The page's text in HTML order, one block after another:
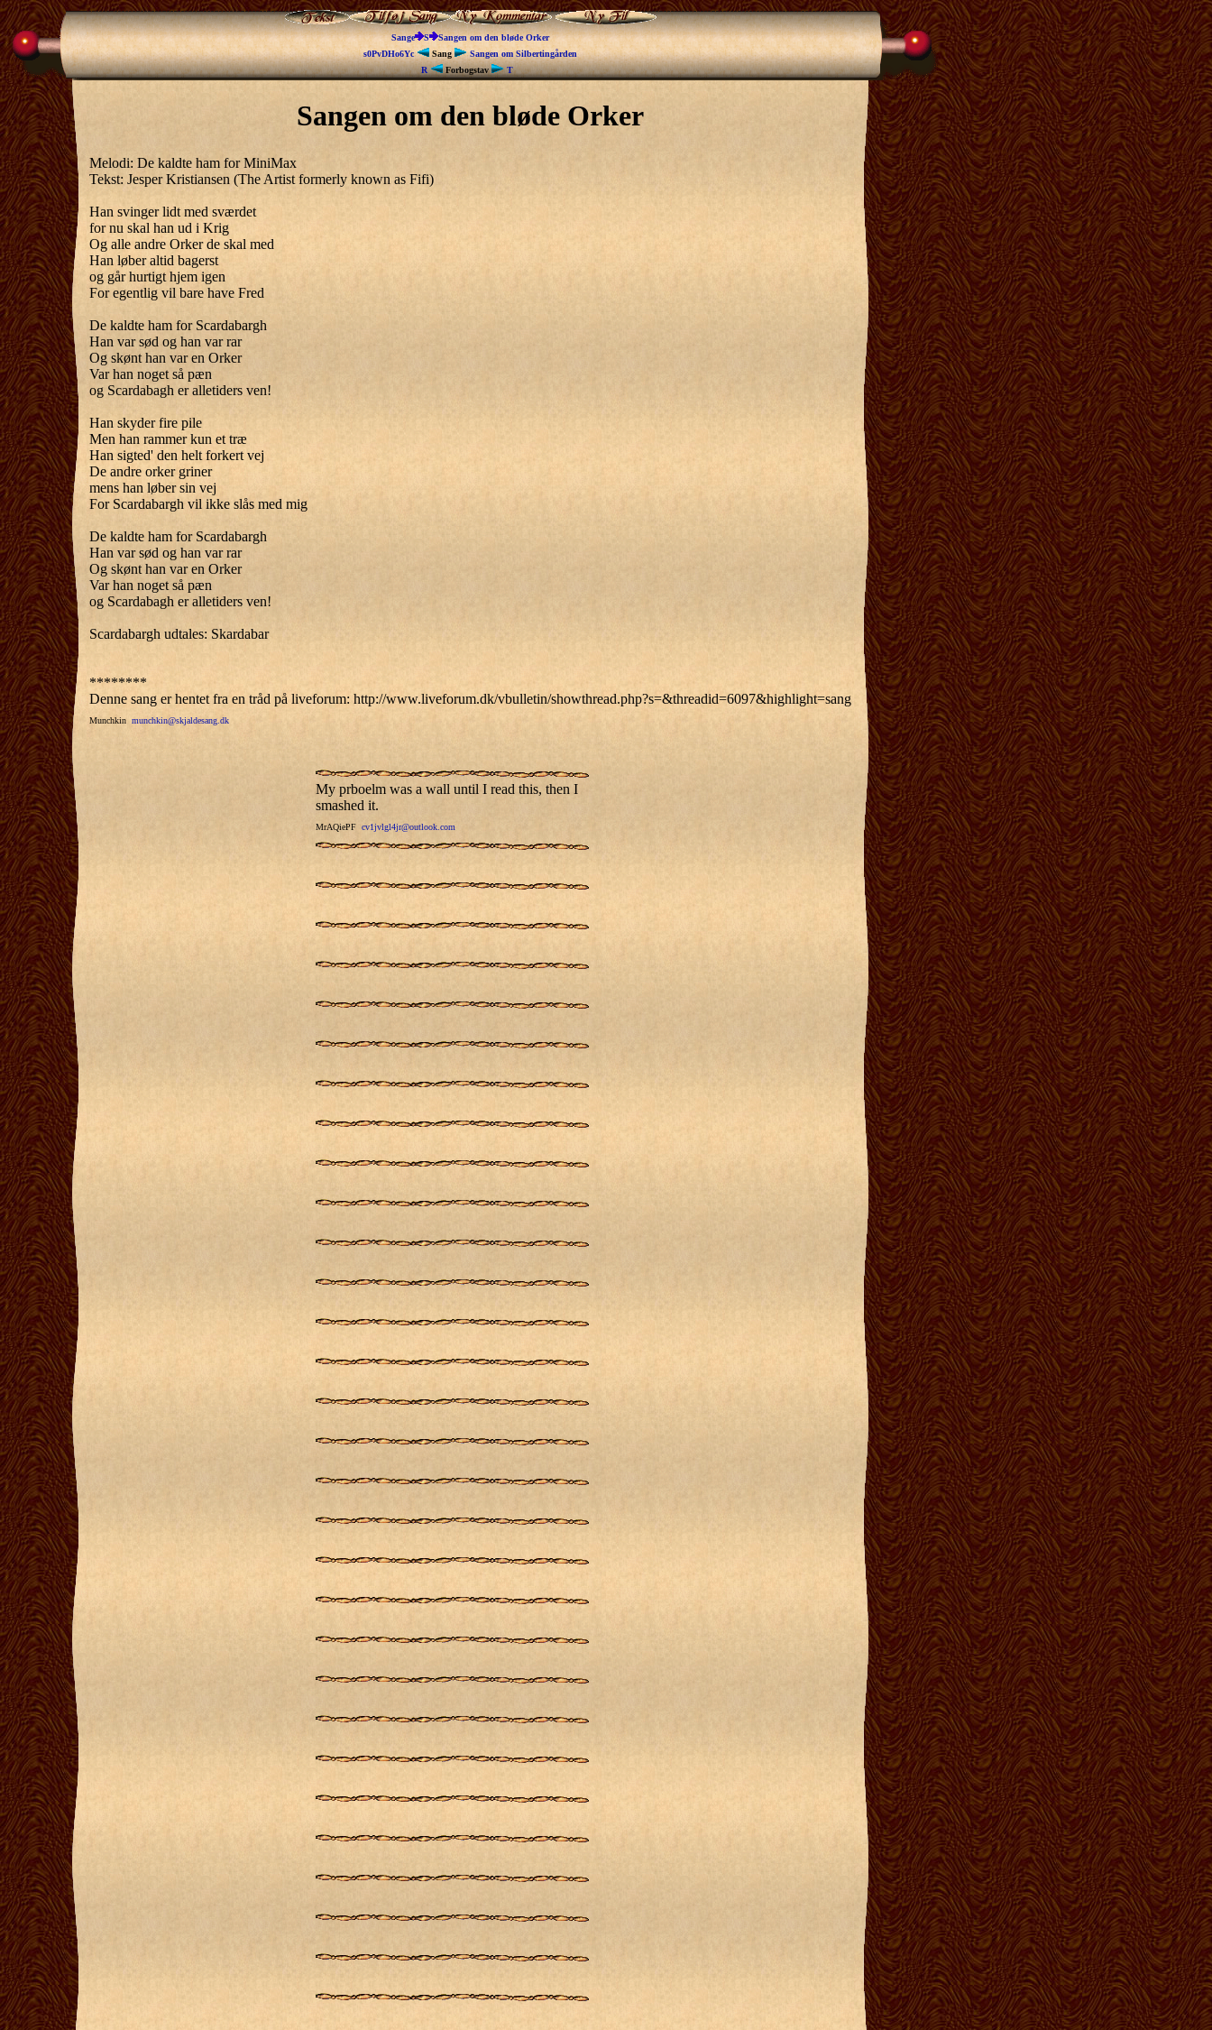
Sange S
Sangen om den bløde Orker
s0PvDHo6Yc
Sang
Sangen om Silbertingården
R
Forbogstav T
Sangen om den bløde Orker
Melodi: De kaldte ham for MiniMax
Tekst: Jesper Kristiansen (The Artist formerly known as Fifi)
Han svinger lidt med sværdet
for nu skal han ud i Krig
Og alle andre Orker de skal med
Han løber altid bagerst
og går hurtigt hjem igen
For egentlig vil bare have Fred
De kaldte ham for Scardabargh
Han var sød og han var rar
Og skønt han var en Orker
Var han noget så pæn
og Scardabagh er alletiders ven!
Han skyder fire pile
Men han rammer kun et træ
Han sigted' den helt forkert vej
De andre orker griner
mens han løber sin vej
For Scardabargh vil ikke slås med mig
De kaldte ham for Scardabargh
Han var sød og han var rar
Og skønt han var en Orker
Var han noget så pæn
og Scardabagh er alletiders ven!
Scardabargh udtales: Skardabar
********
Denne sang er hentet fra en tråd på liveforum: http://www.liveforum.dk/vbulletin/showthread.php?s=&threadid=6097&highlight=sang
Munchkin munchkin@skjaldesang.dk
My prboelm was a wall until I read this, then I
smashed it.
MrAQiePF cv1jvlgl4jr@outlook.com